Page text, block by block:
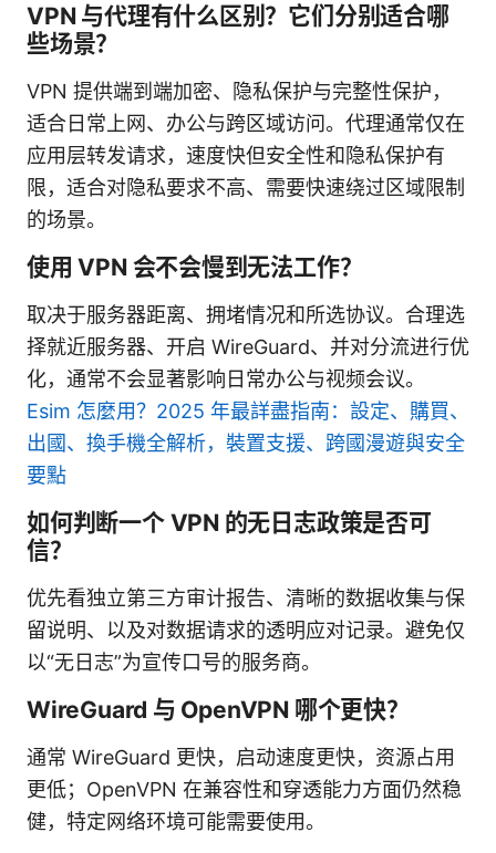
VPN 与代理有什么区别？它们分别适合哪
些场景？
VPN 提供端到端加密、隐私保护与完整性保护，
适合日常上网、办公与跨区域访问。代理通常仅在
应用层转发请求，速度快但安全性和隐私保护有
限，适合对隐私要求不高、需要快速绕过区域限制
的场景。
使用 VPN 会不会慢到无法工作？
取决于服务器距离、拥堵情况和所选协议。合理选
择就近服务器、开启 WireGuard、并对分流进行优
化，通常不会显著影响日常办公与视频会议。
Esim 怎麼用？2025 年最詳盡指南：設定、購買、
出國、換手機全解析，裝置支援、跨國漫遊與安全
要點
如何判断一个 VPN 的无日志政策是否可
信？
优先看独立第三方审计报告、清晰的数据收集与保
留说明、以及对数据请求的透明应对记录。避免仅
以“无日志”为宣传口号的服务商。
WireGuard 与 OpenVPN 哪个更快？
通常 WireGuard 更快，启动速度更快，资源占用
更低；OpenVPN 在兼容性和穿透能力方面仍然稳
健，特定网络环境可能需要使用。